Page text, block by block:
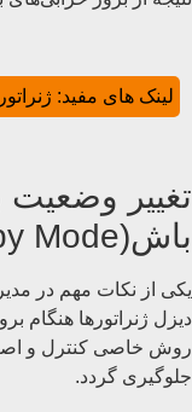
لینک های مفید:
تغییر وضعیت
‌باش(Standby Mode)
یکی از نکات مهم در
دیزل ژنراتورها هنگام
روش خاصی کنترل و
جلوگیری گردد.